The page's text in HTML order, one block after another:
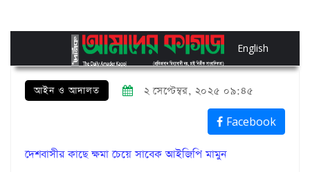
English
আইন ও আদালত ২ সেপ্টেম্বর, ২০২৫ ০৯:৪৫
Facebook
দেশবাসীর কাছে ক্ষমা চেয়ে সাবেক আইজিপি মামুন